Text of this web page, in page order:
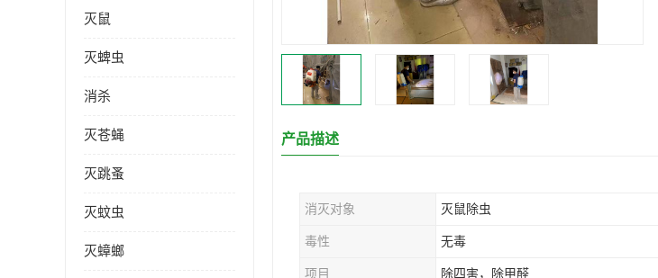
灭鼠
灭蜱虫
消杀
灭苍蝇
灭跳蚤
灭蚊虫
灭蟑螂
产品描述
消灭对象 灭鼠除虫
毒性 无毒
项目 除四害，除甲醛